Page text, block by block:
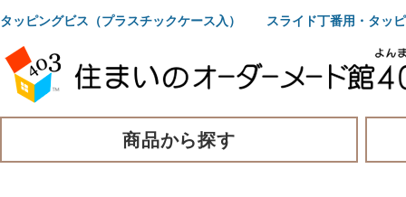
タッピングビス（プラスチックケース入） スライド丁番用・タッ
商品から探す